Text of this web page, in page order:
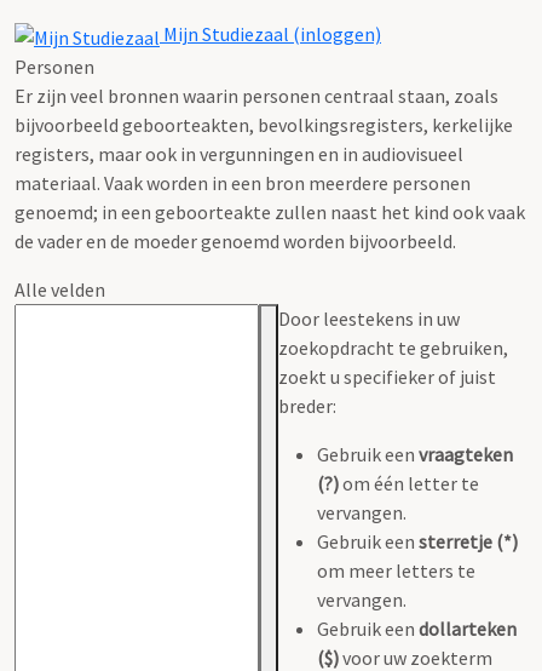
Mijn Studiezaal (inloggen)
Personen
Er zijn veel bronnen waarin personen centraal staan, zoals
bijvoorbeeld geboorteakten, bevolkingsregisters, kerkelijke
registers, maar ook in vergunningen en in audiovisueel
materiaal. Vaak worden in een bron meerdere personen
genoemd; in een geboorteakte zullen naast het kind ook vaak
de vader en de moeder genoemd worden bijvoorbeeld.
Alle velden
Door leestekens in uw
zoekopdracht te gebruiken,
zoekt u specifieker of juist
breder:
Gebruik een vraagteken
(?)om één letter te
vervangen.
Gebruik een sterretje (*)
om meer letters te
vervangen.
Gebruik een dollarteken
($)voor uw zoekterm